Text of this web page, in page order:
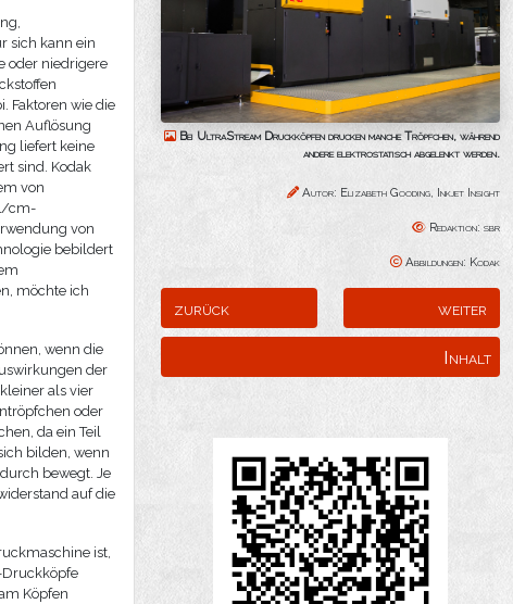
sich kann ein
oder niedrigere
Faktoren wie die
Auflösung
liefert keine
sind. Kodak
von
cm-
von
bebildert
möchte ich
wenn die
der
als vier
oder
da ein Teil
bilden, wenn
bewegt. Je
auf die
ist,
Druckköpfe
Köpfen
Bei UltraStream Druckköpfen drucken manche Tröpfchen, während
andere elektrostatisch abgelenkt werden.
Autor: Elizabeth Gooding, Inkjet Insight
Redaktion: sbr
Abbildungen: Kodak
zurück weiter
Inhalt